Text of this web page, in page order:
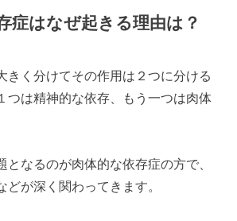
症はなぜ起きる理由は？
きく分けてその作用は２つに分ける
つは精神的な依存、もう一つは肉体
となるのが肉体的な依存症の方で、
どが深く関わってきます。